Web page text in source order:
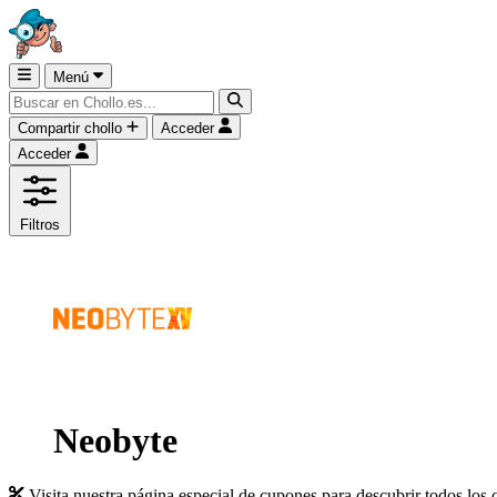
Menú
Compartir chollo
Acceder
Acceder
Filtros
Neobyte